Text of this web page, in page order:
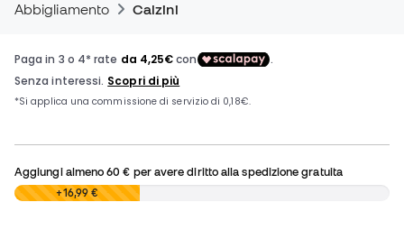
Abbigliamento Calzini
Aggiungi almeno60 € per avere diritto alla spedizione gratuita
0,00 € +16,99 €